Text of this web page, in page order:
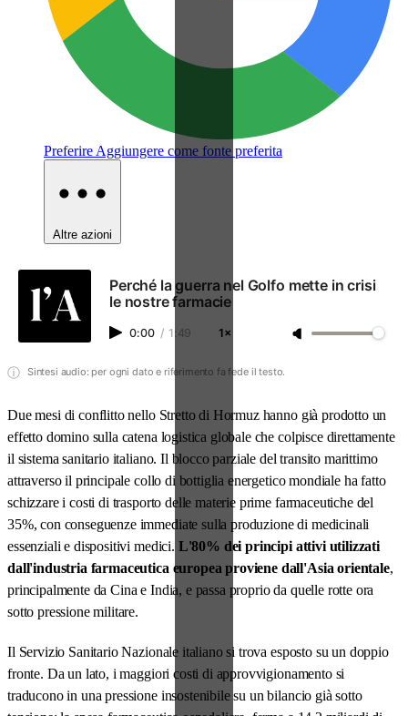
Preferire Aggiungere come fonte preferita
Altre azioni
Perché la guerra nel Golfo mette in crisi
le nostre farmacie
0:00 / 1:49 1×
ⓘ Sintesi audio: per ogni dato e riferimento fa fede il testo.
Due mesi di conflitto nello Stretto di Hormuz hanno già prodotto un
effetto domino sulla catena logistica globale che colpisce direttamente
il sistema sanitario italiano. Il blocco parziale del transito marittimo
attraverso il principale collo di bottiglia energetico mondiale ha fatto
schizzare i costi di trasporto delle materie prime farmaceutiche del
35%, con conseguenze immediate sulla produzione di medicinali
essenziali e dispositivi medici. L'80% dei principi attivi utilizzati
dall'industria farmaceutica europea proviene dall'Asia orientale,
principalmente da Cina e India, e passa proprio da quelle rotte ora
sotto pressione militare.
Il Servizio Sanitario Nazionale italiano si trova esposto su un doppio
fronte. Da un lato, i maggiori costi di approvvigionamento si
traducono in una pressione insostenibile su un bilancio già sotto